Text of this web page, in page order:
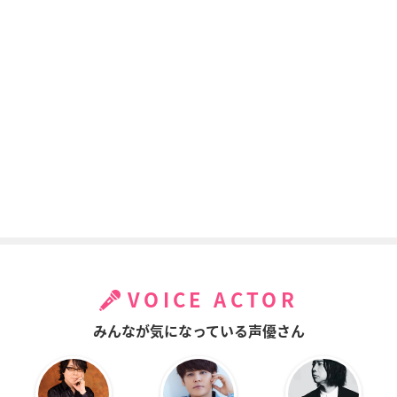
VOICE ACTOR
みんなが気になっている声優さん